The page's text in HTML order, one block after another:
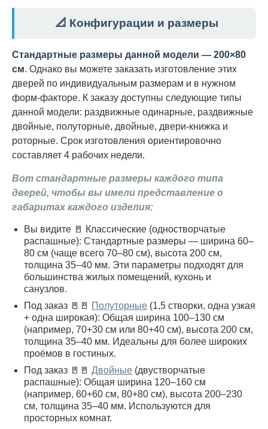
📐 Конфигурации и размеры
Стандартные размеры данной модели — 200×80
см. Однако вы можете заказать изготовление этих
дверей по индивидуальным размерам и в нужном
форм-факторе. К заказу доступны следующие типы
данной модели: раздвижные одинарные, раздвижные
двойные, полуторные, двойные, двери-книжка и
роторные. Срок изготовления ориентировочно
составляет 4 рабочих недели.
Вот стандартные размеры каждого типа
дверей, чтобы вы имели представление о
габаритах каждого изделия:
Вы видите 🚪 Классические (одностворчатые
распашные): Стандартные размеры — ширина 60–
80 см (чаще всего 70–80 см), высота 200 см,
толщина 35–40 мм. Эти параметры подходят для
большинства жилых помещений, кухонь и
санузлов.
Под заказ 🚪🚪 Полуторные (1,5 створки, одна узкая
+ одна широкая): Общая ширина 100–130 см
(например, 70+30 см или 80+40 см), высота 200 см,
толщина 35–40 мм. Идеальны для более широких
проёмов в гостиных.
Под заказ 🚪🚪 Двойные (двустворчатые
распашные): Общая ширина 120–160 см
(например, 60+60 см, 80+80 см), высота 200–230
см, толщина 35–40 мм. Используются для
просторных комнат.